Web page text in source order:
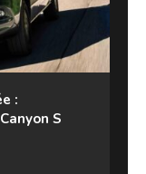
:
S